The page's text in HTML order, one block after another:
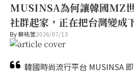
MUSINSA為何讓韓國MZ
社群起家，正在把台灣變成
By蘇祐萱2026/07/13
韓國時尚流行平台 MUSINSA